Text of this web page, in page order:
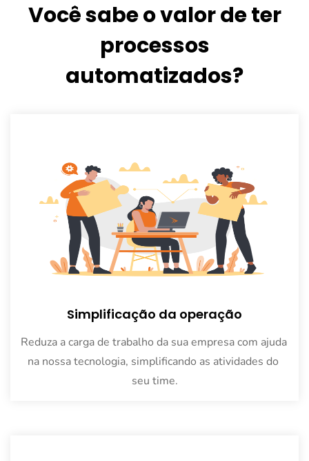
Você sabe o valor de ter
processos
automatizados?
Simplificação da operação
Reduza a carga de trabalho da sua empresa com ajuda
na nossa tecnologia, simplificando as atividades do
seu time.